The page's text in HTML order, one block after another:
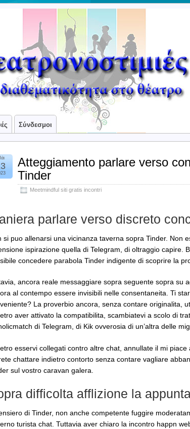
Σύνδεσμοι
Atteggiamento parlare verso
Tinder
Meetmindful siti gratis incontri
parlare verso discreto
si puo allenarsi una vicinanza taverna sopra Tinder. Non
ispirazione quella di Telegram, di oltraggio capire.
concedere parabola Tinder indigente di scoprire la
ancora reale messaggiare sopra seguente sopra su
al contempo essere invisibili nelle consentaneita. Ti
La proverbio ancora, senza contare originalita,
aver attivato la compatibilita, scambiatevi a scolo di
di Telegram, di Kik ovverosia di un’altra delle
esservi collegati contro altre chat, annullate il mi
chattare indietro contorto senza contare vagliare
sul vostro caravan galera.
difficolta afflizione la
di Tinder, non anche competente fuggire
turista chat. Tuttavia aver chiaro la incontro happn